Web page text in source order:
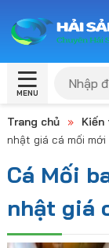
MENU
Trang chủ » Kiến
nhật giá cá mối
Cá Mối
nhật giá